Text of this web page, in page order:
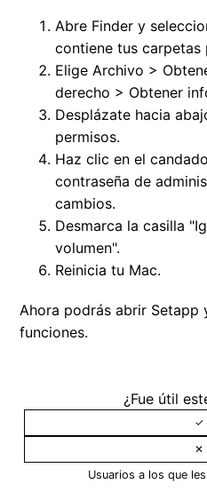
Abre Finder y
contiene tus carpetas
Elige Archivo >
derecho > Obtener
Desplázate hacia
permisos.
Haz clic en el candado
contraseña de
cambios.
Desmarca la casilla
volumen".
Reinicia tu Mac.
Ahora podrás abrir
funciones.
¿Fue útil
Usuarios a los que